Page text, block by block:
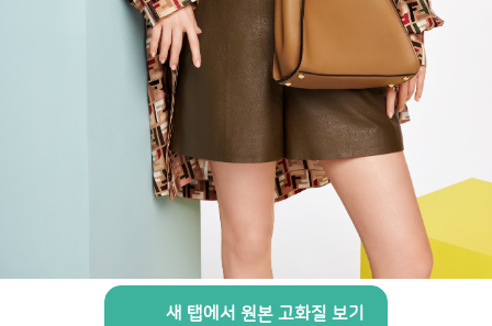
새 탭에서 원본 고화질 보기